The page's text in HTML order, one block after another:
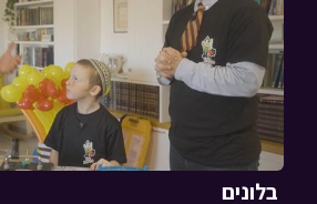
בלונים